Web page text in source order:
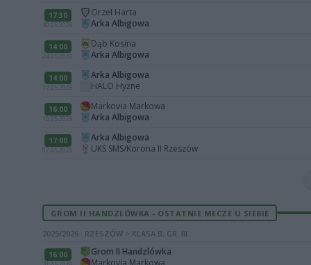
17:30
30.05.2026
Orzeł Harta
Arka Albigowa
14:00
24.05.2026
Dąb Kosina
Arka Albigowa
14:00
17.05.2026
Arka Albigowa
HALO Hyżne
16:00
10.05.2026
Markovia Markowa
Arka Albigowa
17:00
02.05.2026
Arka Albigowa
UKS SMS/Korona II Rzeszów
GROM II HANDZLÓWKA - OSTATNIE MECZE U SIEBIE
2025/2026 · RZESZÓW > KLASA B, GR. III
16:00
Grom II Handzlówka
Markovia Markowa